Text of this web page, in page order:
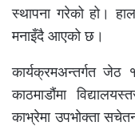
स्थापना गरेको हो।
मनाइँदै आएको छ।
कार्यक्रमअन्तर्गत
काठमाडौंमा
काभ्रेमा उपभोक्ता